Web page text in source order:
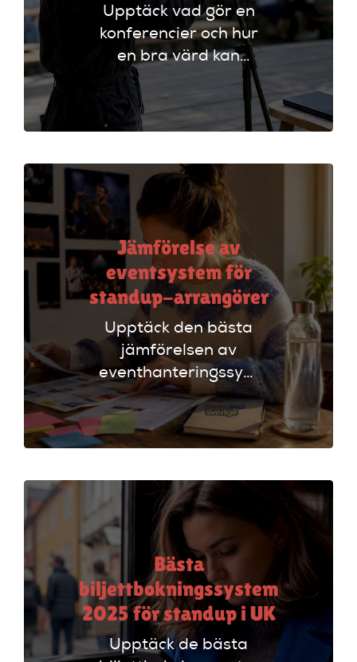
Upptäck vad gör en
konferencier och hur
en bra värd kan
lyfta ditt event. Följ
vår checklista för
att säkerställa en
arrangemang!
Jämförelse av
eventsystem för
standup-arrangörer
Upptäck den bästa
jämförelsen av
eventhanteringssystem
för standup-
arrangörer. Få
insikter om
evenemangskalender
och biljettlänkar!
Bästa
biljettbokningssystem
2025 för standup i UK
Upptäck de bästa